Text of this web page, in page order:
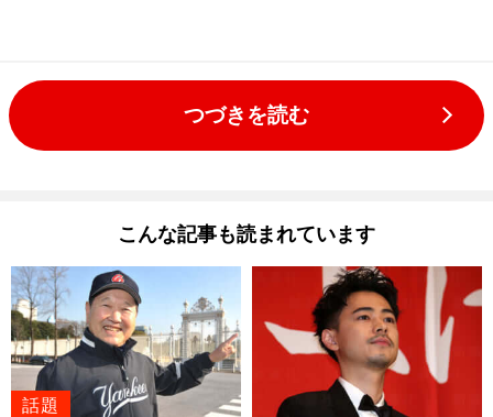
つづきを読む
こんな記事も読まれています
話題